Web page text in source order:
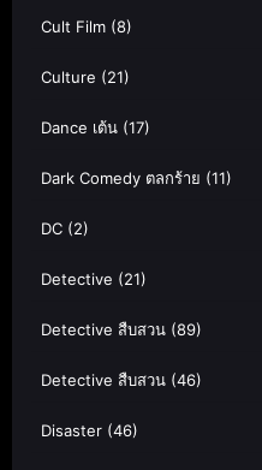
Cult Film (8)
Culture (21)
Dance เต้น (17)
Dark Comedy ตลกร้าย (11)
DC (2)
Detective (21)
Detective สืบสวน (89)
Detective สืบสวน (46)
Disaster (46)